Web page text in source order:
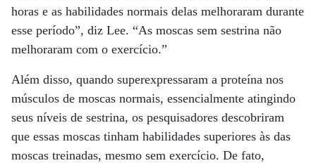
horas e as habilidades normais delas melhoraram durante
esse período”, diz Lee. “As moscas sem sestrina não
melhoraram com o exercício.”
Além disso, quando superexpressaram a proteína nos
músculos de moscas normais, essencialmente atingindo
seus níveis de sestrina, os pesquisadores descobriram
que essas moscas tinham habilidades superiores às das
moscas treinadas, mesmo sem exercício. De fato,